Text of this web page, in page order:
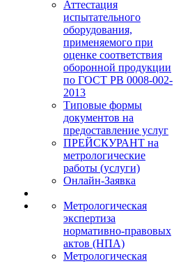
Аттестация
испытательного
оборудования,
применяемого при
оценке соответствия
оборонной продукции
по ГОСТ РВ 0008-002-
2013
Типовые формы
документов на
предоставление услуг
ПРЕЙСКУРАНТ на
метрологические
работы (услуги)
Онлайн-Заявка
Метрологическая
экспертиза
нормативно-правовых
актов (НПА)
Метрологическая